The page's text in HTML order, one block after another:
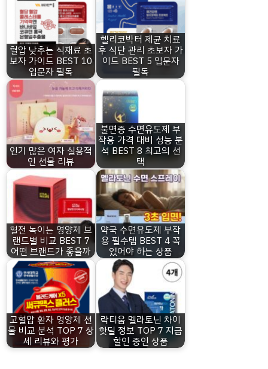
혈압 낮추는 식재료 초
보자 가이드 BEST 10
입문자 필독
헬리코박터 제균 치료
후 식단 관리 초보자 가
이드 BEST 5 입문자
필독
인기 많은 여자 실용적
인 선물 리뷰
불면증 수면유도제 부
작용 가격 대비 성능 분
석 BEST 8 최고의 선
택
혈전 녹이는 영양제 브
랜드별 비교 BEST 7
어떤 브랜드가 좋을까
약국 수면유도제 부작
용 필수템 BEST 4 꼭
있어야 하는 상품
고혈압 환자 영양제 선
물 비교 분석 TOP 7 상
세 리뷰와 평가
락티움 멜라토닌 차이
핫딜 정보 TOP 7 지금
할인 중인 상품